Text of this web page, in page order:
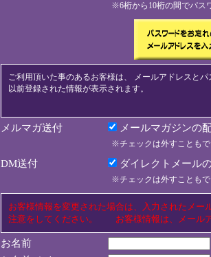
※6桁から10桁の間でパス
ご利用頂いた事のあるお客様は、 メールアドレスと
以前登録された情報が表示されます。
メルマガ送付 メールマガジンの
※チェックは外すことも
DM送付 ダイレクトメール
※チェックは外すことも
お客様情報を変更された場合は、入力されたメ
注意をしてください。 お客様情報は、メール
お名前